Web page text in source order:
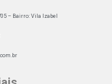
– Bairro: Vila Izabel